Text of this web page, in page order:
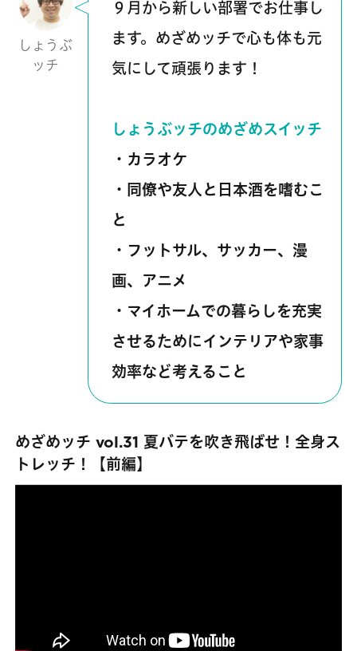
しょうぶ
ッチ
９月から新しい部署でお仕事し
ます。めざめッチで心も体も元
気にして頑張ります！
しょうぶッチのめざめスイッチ
・カラオケ
・同僚や友人と日本酒を嗜むこ
と
・フットサル、サッカー、漫
画、アニメ
・マイホームでの暮らしを充実
させるためにインテリアや家事
効率など考えること
めざめッチ vol.31 夏バテを吹き飛ばせ！全身ス
トレッチ！【前編】